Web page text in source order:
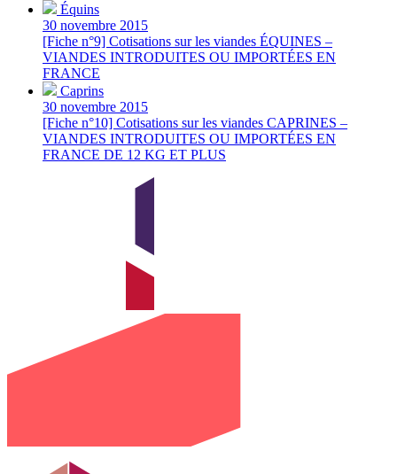
Équins
30 novembre 2015
[Fiche n°9] Cotisations sur les viandes ÉQUINES –
VIANDES INTRODUITES OU IMPORTÉES EN
FRANCE
Caprins
30 novembre 2015
[Fiche n°10] Cotisations sur les viandes CAPRINES –
VIANDES INTRODUITES OU IMPORTÉES EN
FRANCE DE 12 KG ET PLUS